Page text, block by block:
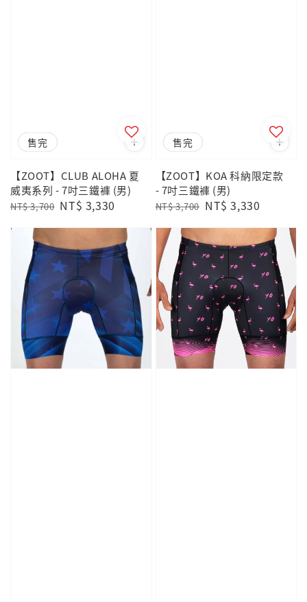
優惠
售完
【ZOOT】CLUB ALOHA 夏
威夷系列 - 7吋三鐵褲 (男)
Regular
NT$ 3,700 Sale
NT$ 3,330
優惠
售完
【ZOOT】KOA 科納限定款
- 7吋三鐵褲 (男)
Regular
NT$ 3,700 Sale
NT$ 3,330